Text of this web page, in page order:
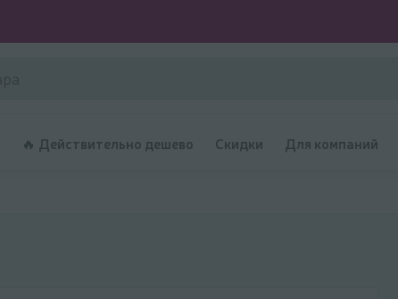
🔥 Действительно дешево Скидки Для компаний